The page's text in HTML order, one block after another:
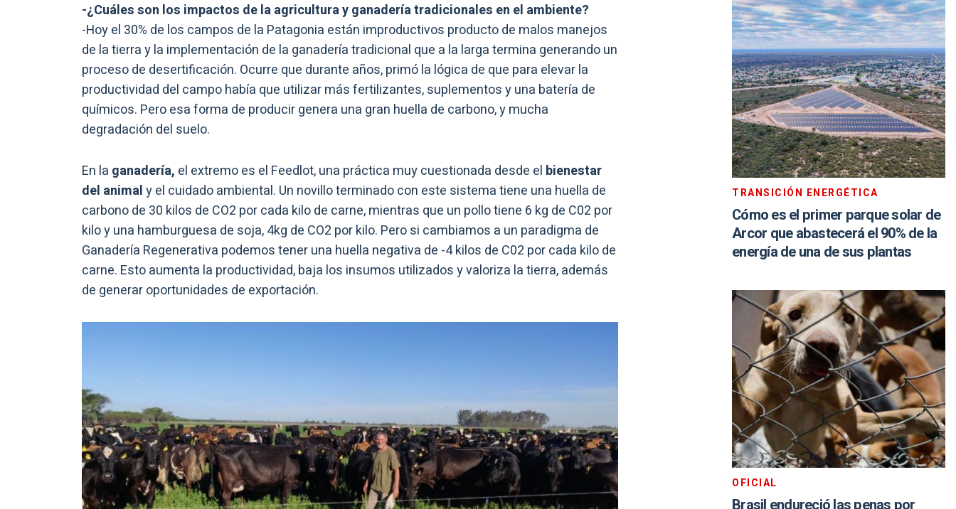
-¿Cuáles son los impactos de la agricultura y ganadería tradicionales en el ambiente?
-Hoy el 30% de los campos de la Patagonia están improductivos producto de malos manejos
de la tierra y la implementación de la ganadería tradicional que a la larga termina generando un
proceso de desertificación. Ocurre que durante años, primó la lógica de que para elevar la
productividad del campo había que utilizar más fertilizantes, suplementos y una batería de
químicos. Pero esa forma de producir genera una gran huella de carbono, y mucha
degradación del suelo.
En la ganadería, el extremo es el Feedlot, una práctica muy cuestionada desde el bienestar
del animaly el cuidado ambiental. Un novillo terminado con este sistema tiene una huella de
carbono de 30 kilos de CO2 por cada kilo de carne, mientras que un pollo tiene 6 kg de C02 por
kilo y una hamburguesa de soja, 4kg de CO2 por kilo. Pero si cambiamos a un paradigma de
Ganadería Regenerativa podemos tener una huella negativa de -4 kilos de C02 por cada kilo de
carne. Esto aumenta la productividad, baja los insumos utilizados y valoriza la tierra, además
de generar oportunidades de exportación.
TRANSICIÓN ENERGÉTICA
Cómo es el primer parque solar de
Arcor que abastecerá el 90% de la
energía de una de sus plantas
OFICIAL